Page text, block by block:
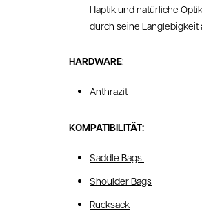
Haptik und natürliche
durch seine Langlebigkeit
HARDWARE:
Anthrazit
KOMPATIBILITÄT:
Saddle Bags
Shoulder Bags
Rucksack